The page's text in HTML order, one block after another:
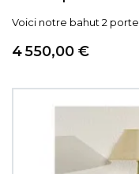
Voici notre bahut 2
Prix
4 550,00 €